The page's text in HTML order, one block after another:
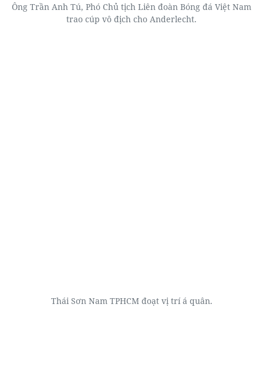
Ông Trần Anh Tú, Phó Chủ tịch Liên đoàn Bóng đá Việt Nam
trao cúp vô địch cho Anderlecht.
Thái Sơn Nam TPHCM đoạt vị trí á quân.